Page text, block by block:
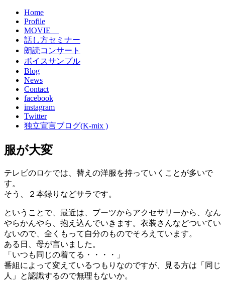
Home
Profile
MOVIE
話し方セミナー
朗読コンサート
ボイスサンプル
Blog
News
Contact
facebook
instagram
Twitter
独立宣言ブログ(K-mix )
服が大変
テレビのロケでは、替えの洋服を持っていくことが多いで
す。
そう、２本録りなどサラです。
ということで、最近は、ブーツからアクセサリーから、なん
やらかんやら、抱え込んでいきます。衣装さんなどついてい
ないので、全くもって自分のものでそろえています。
ある日、母が言いました。
「いつも同じの着てる・・・・」
番組によって変えているつもりなのですが、見る方は「同じ
人」と認識するので無理もないか。